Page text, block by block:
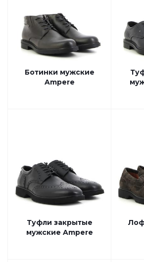
Ботинки мужские
Ampere
Туфли закрытые
мужские Ampere